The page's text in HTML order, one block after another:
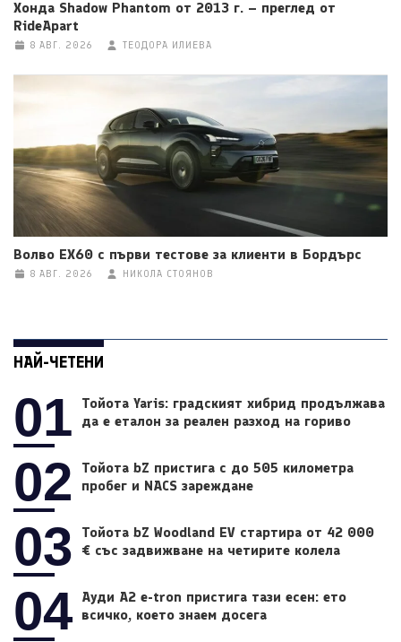
Хонда Shadow Phantom от 2013 г. – преглед от
RideApart
8 АВГ. 2026 ТЕОДОРА ИЛИЕВА
Волво EX60 с първи тестове за клиенти в Бордърс
8 АВГ. 2026 НИКОЛА СТОЯНОВ
НАЙ-ЧЕТЕНИ
01
Тойота Yaris: градският хибрид продължава
да е еталон за реален разход на гориво
02
Тойота bZ пристига с до 505 километра
пробег и NACS зареждане
03
Тойота bZ Woodland EV стартира от 42 000
€ със задвижване на четирите колела
04 Ауди A2 e-tron пристига тази есен: ето
всичко, което знаем досега